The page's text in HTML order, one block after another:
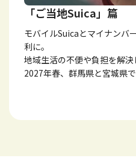
「ご当地Suica」篇
モバイルSuicaとマイナンバ
利に。
地域生活の不便や負担を解決
2027年春、群馬県と宮城県で